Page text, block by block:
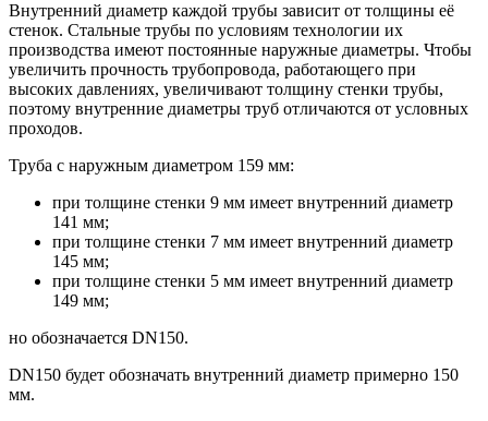
Внутренний диаметр каждой трубы зависит от толщины её
стенок. Стальные трубы по условиям технологии их
производства имеют постоянные наружные диаметры. Чтобы
увеличить прочность трубопровода, работающего при
высоких давлениях, увеличивают толщину стенки трубы,
поэтому внутренние диаметры труб отличаются от условных
проходов.
Труба с наружным диаметром 159 мм:
при толщине стенки 9 мм имеет внутренний диаметр
141 мм;
при толщине стенки 7 мм имеет внутренний диаметр
145 мм;
при толщине стенки 5 мм имеет внутренний диаметр
149 мм;
но обозначается DN150.
DN150 будет обозначать внутренний диаметр примерно 150
мм.